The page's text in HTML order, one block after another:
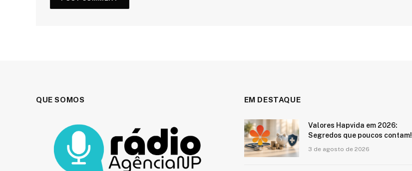
QUE SOMOS EM DESTAQUE
Valores Hapvida em 2026:
Segredos que poucos contam!
3 de agosto de 2026